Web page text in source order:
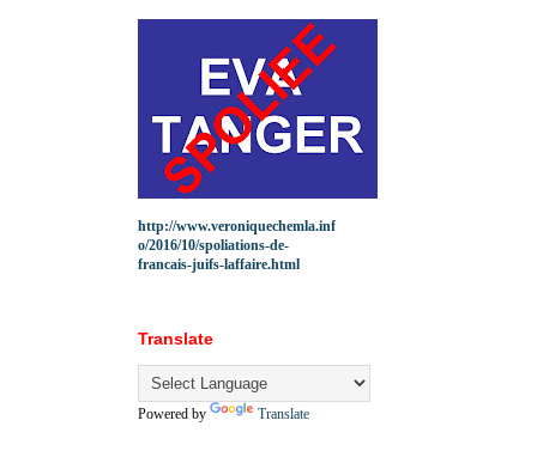
http://www.veroniquechemla.inf
o/2016/10/spoliations-de-
francais-juifs-laffaire.html
Translate
Powered by Translate